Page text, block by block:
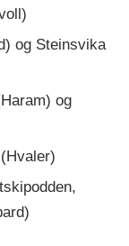
og Steinsvika
og